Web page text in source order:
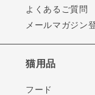
よくあるご質問
メールマガジン
猫用品
フード